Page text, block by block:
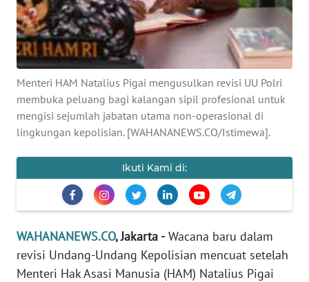
Menteri HAM Natalius Pigai mengusulkan revisi UU Polri
membuka peluang bagi kalangan sipil profesional untuk
mengisi sejumlah jabatan utama non-operasional di
lingkungan kepolisian. [WAHANANEWS.CO/Istimewa].
Ikuti Kami di:
WAHANANEWS.CO, Jakarta -Wacana baru dalam
revisi Undang-Undang Kepolisian mencuat setelah
Menteri Hak Asasi Manusia (HAM) Natalius Pigai
SERBA-SERBI
PENDIDIKAN
OLAHRAGA
EDITORIAL
INDEKS
BERITA